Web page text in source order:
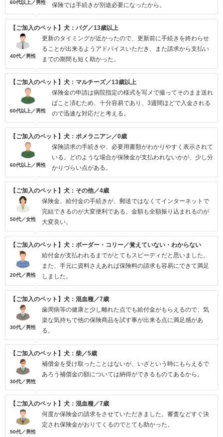
60代以上／男性 保険では手続きが別途必要になったから。
【ご加入のペット】犬：パグ／13歳以上
40代／男性
更新のタイミングが近かったので、更新前に手続きを終わらせ
ることが出来るようアドバイスいただき、また請求から支払い
までの期間も短く助かった。
【ご加入のペット】犬：マルチーズ／13歳以上
60代以上／男性
保険金の申請は病院指定の様式を写メで撮ってそのまま送れ
ばこと済むため、十分容易であり、3週間ほどで入金される
ので迅速な対応だと考える。
【ご加入のペット】犬：ポメラニアン／0歳
60代以上／男性
保険請求の手続きや、必要用書類がわかりやすく表示されて
いる。どのような場合が保険金が支払われないかが、少し分
かりづらい点がある。
【ご加入のペット】犬：その他／4歳
50代／女性
保険金、給付金の手続きが、郵送ではなくてインターネットで
完結できるのが大変便利である。金額も全額振り込まれるのが
大変良い。
【ご加入のペット】犬：ボーダー・コリー／覚えていない・わからない
20代／男性
給付金が支払われるまでがとてもスピーディだと思いました。
また、手元に資料さえあれば保険料の請求も容易にできて満足
しました。
【ご加入のペット】犬：混血種／7歳
30代／男性
歯周病等の健康と少し離れた点でも給付金がもらえるので、気
楽な気持ちで他の保険商品を試す事が出来る点に満足感があ
る。
【ご加入のペット】犬：柴／5歳
30代／男性
補償金を受け取ったことはないが、いざという時にもらえるで
あろう補償金の額については納得ができるものてあるから。
【ご加入のペット】犬：混血種／7歳
50代／男性
何度か保険金の請求をさせていただきました。審査などすぐ決
定され保険金がおりてくるのでとても助かった。